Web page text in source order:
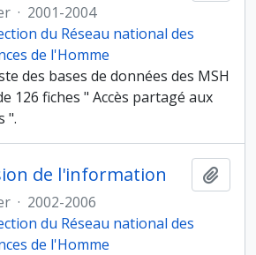
· 2001-2004
du Réseau national des
de l'Homme
des bases de données des MSH
126 fiches " Accès partagé aux
".
de l'information
· 2002-2006
du Réseau national des
de l'Homme